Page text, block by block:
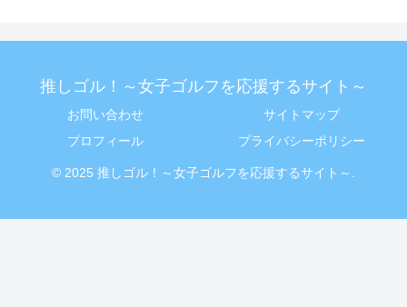
推しゴル！～女子ゴルフを応援するサイト～
お問い合わせ
サイトマップ
プロフィール
プライバシーポリシー
© 2025 推しゴル！～女子ゴルフを応援するサイト～.